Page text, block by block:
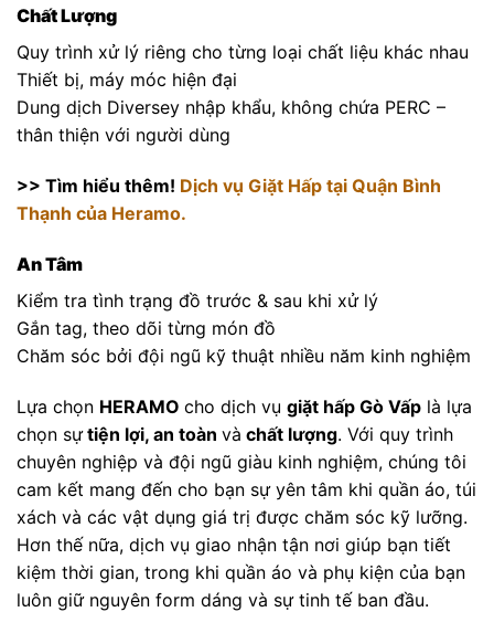
Chất Lượng
Quy trình xử lý riêng cho từng loại chất liệu khác nhau
Thiết bị, máy móc hiện đại
Dung dịch Diversey nhập khẩu, không chứa PERC –
thân thiện với người dùng
>> Tìm hiểu thêm! Dịch vụ Giặt Hấp tại Quận Bình
Thạnh của Heramo.
An Tâm
Kiểm tra tình trạng đồ trước & sau khi xử lý
Gắn tag, theo dõi từng món đồ
Chăm sóc bởi đội ngũ kỹ thuật nhiều năm kinh nghiệm
Lựa chọn HERAMO cho dịch vụ giặt hấp Gò Vấp là lựa
chọn sựtiện lợi, an toàn và chất lượng. Với quy trình
chuyên nghiệp và đội ngũ giàu kinh nghiệm, chúng tôi
cam kết mang đến cho bạn sự yên tâm khi quần áo, túi
xách và các vật dụng giá trị được chăm sóc kỹ lưỡng.
Hơn thế nữa, dịch vụ giao nhận tận nơi giúp bạn tiết
kiệm thời gian, trong khi quần áo và phụ kiện của bạn
luôn giữ nguyên form dáng và sự tinh tế ban đầu.